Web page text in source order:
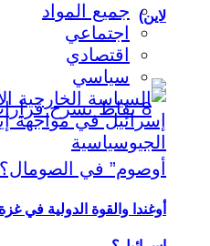
لاين)
جميع المواد
اجتماعي
اقتصادي
سياسي
أوغندا والقوة الدولية في